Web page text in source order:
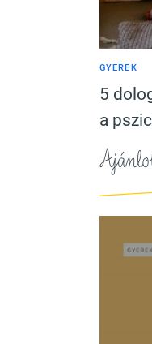
GYEREK
5
a